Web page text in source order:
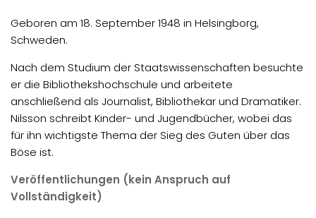
Geboren am 18. September 1948 in Helsingborg,
Schweden.
Nach dem Studium der Staatswissenschaften besuchte
er die Bibliothekshochschule und arbeitete
anschließend als Journalist, Bibliothekar und Dramatiker.
Nilsson schreibt Kinder- und Jugendbücher, wobei das
für ihn wichtigste Thema der Sieg des Guten über das
Böse ist.
Veröffentlichungen (kein Anspruch auf
Vollständigkeit)